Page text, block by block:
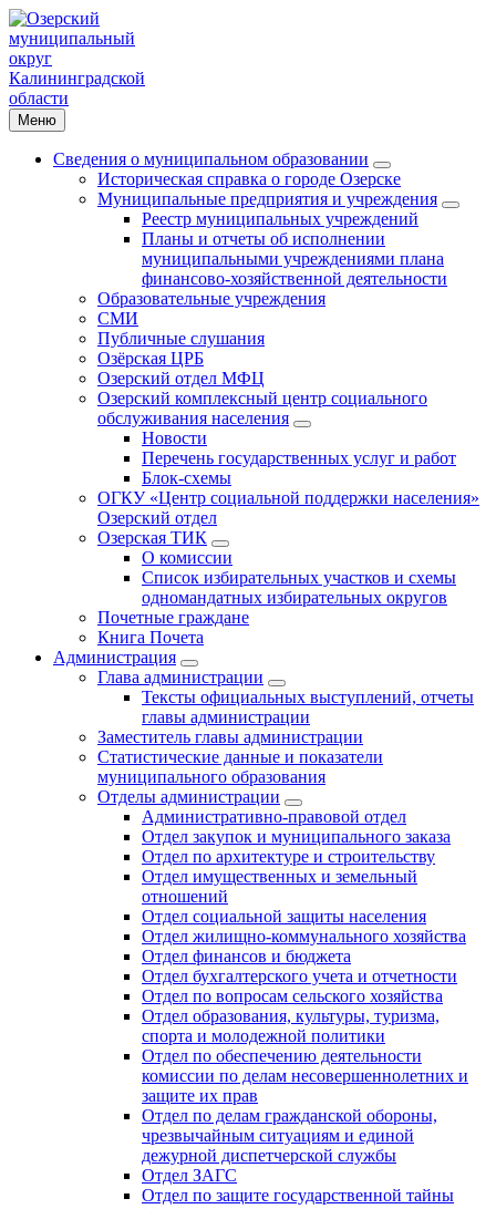
Меню
Сведения о муниципальном образовании
Историческая справка о городе Озерске
Муниципальные предприятия и учреждения
Реестр муниципальных учреждений
Планы и отчеты об исполнении
муниципальными учреждениями плана
финансово-хозяйственной деятельности
Образовательные учреждения
СМИ
Публичные слушания
Озёрская ЦРБ
Озерский отдел МФЦ
Озерский комплексный центр социального
обслуживания населения
Новости
Перечень государственных услуг и работ
Блок-схемы
ОГКУ «Центр социальной поддержки населения»
Озерский отдел
Озерская ТИК
О комиссии
Список избирательных участков и схемы
одномандатных избирательных округов
Почетные граждане
Книга Почета
Администрация
Глава администрации
Тексты официальных выступлений, отчеты
главы администрации
Заместитель главы администрации
Статистические данные и показатели
муниципального образования
Отделы администрации
Административно-правовой отдел
Отдел закупок и муниципального заказа
Отдел по архитектуре и строительству
Отдел имущественных и земельный
отношений
Отдел социальной защиты населения
Отдел жилищно-коммунального хозяйства
Отдел финансов и бюджета
Отдел бухгалтерского учета и отчетности
Отдел по вопросам сельского хозяйства
Отдел образования, культуры, туризма,
спорта и молодежной политики
Отдел по обеспечению деятельности
комиссии по делам несовершеннолетних и
защите их прав
Отдел по делам гражданской обороны,
чрезвычайным ситуациям и единой
дежурной диспетчерской службы
Отдел ЗАГС
Отдел по защите государственной тайны